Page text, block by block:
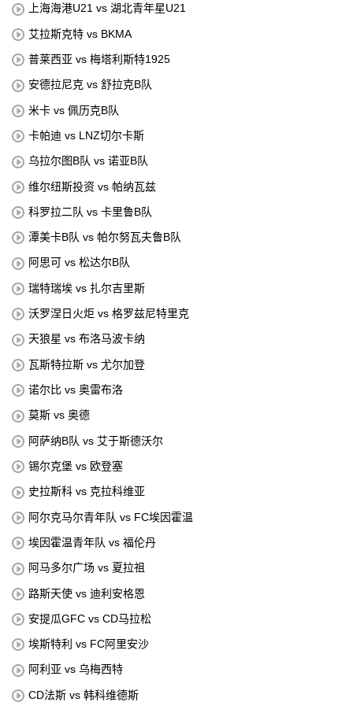
上海海港U21 vs 湖北青年星U21
艾拉斯克特 vs BKMA
普莱西亚 vs 梅塔利斯特1925
安德拉尼克 vs 舒拉克B队
米卡 vs 佩历克B队
卡帕迪 vs LNZ切尔卡斯
乌拉尔图B队 vs 诺亚B队
维尔纽斯投资 vs 帕纳瓦兹
科罗拉二队 vs 卡里鲁B队
潭美卡B队 vs 帕尔努瓦夫鲁B队
阿思可 vs 松达尔B队
瑞特瑞埃 vs 扎尔吉里斯
沃罗涅日火炬 vs 格罗兹尼特里克
天狼星 vs 布洛马波卡纳
瓦斯特拉斯 vs 尤尔加登
诺尔比 vs 奥雷布洛
莫斯 vs 奥德
阿萨纳B队 vs 艾于斯德沃尔
锡尔克堡 vs 欧登塞
史拉斯科 vs 克拉科维亚
阿尔克马尔青年队 vs FC埃因霍温
埃因霍温青年队 vs 福伦丹
阿马多尔广场 vs 夏拉祖
路斯天使 vs 迪利安格恩
安提瓜GFC vs CD马拉松
埃斯特利 vs FC阿里安沙
阿利亚 vs 乌梅西特
CD法斯 vs 韩科维德斯